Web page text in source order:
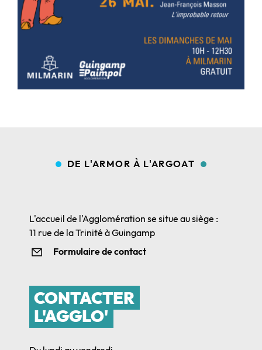
DE L'ARMOR À L'ARGOAT
L'accueil de l'Agglomération se situe au siège :
11 rue de la Trinité à Guingamp
Formulaire de contact
CONTACTER
L'AGGLO'